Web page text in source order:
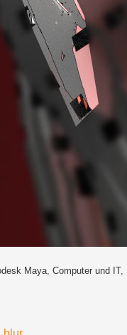
Maya, Computer und IT,